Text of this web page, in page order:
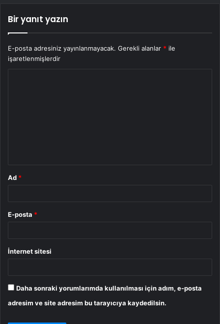
Bir yanıt yazın
E-posta adresiniz yayınlanmayacak. Gerekli alanlar * ile
işaretlenmişlerdir
Ad *
E-posta *
İnternet sitesi
Daha sonraki yorumlarımda kullanılması için adım, e-posta
adresim ve site adresim bu tarayıcıya kaydedilsin.